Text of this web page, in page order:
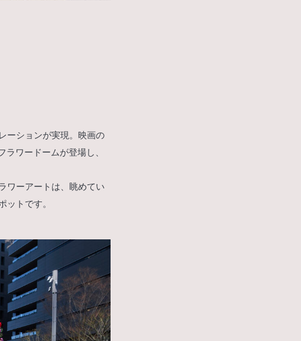
ーションが実現。映画の
ワードームが登場し、
ワーアートは、眺めてい
トです。